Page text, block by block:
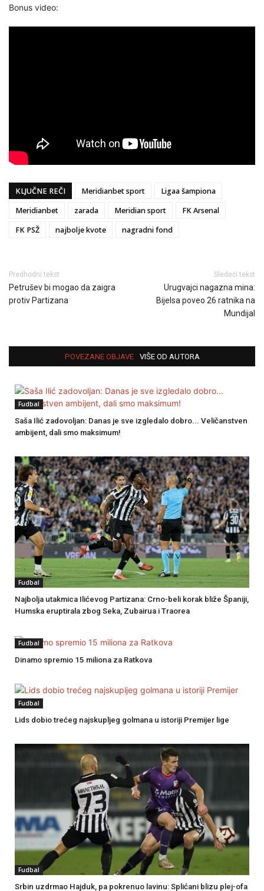
Bonus video:
KLJUČNE REČI Meridianbet sport
Ligaa šampiona
Meridianbet
zarada Meridian sport
FK Arsenal
FK PSŽ
najbolje kvote nagradni fond
Predhodni tekst
Petrušev bi mogao da zaigra
protiv Partizana
Sledeći tekst
Urugvajci nagazna mina:
Bijelsa poveo 26 ratnika na
Mundijal
POVEZANE OBJAVE VIŠE OD AUTORA
Fudbal
Saša Ilić zadovoljan: Danas je sve izgledalo dobro... Veličanstven
ambijent, dali smo maksimum!
Fudbal
Najbolja utakmica Ilićevog Partizana: Crno-beli korak bliže Španiji,
Humska eruptirala zbog Seka, Zubairua i Traorea
Fudbal
Dinamo spremio 15 miliona za Ratkova
Fudbal
Lids dobio trećeg najskupljeg golmana u istoriji Premijer lige
Fudbal
Srbin uzdrmao Hajduk, pa pokrenuo lavinu: Splićani blizu plej-ofa